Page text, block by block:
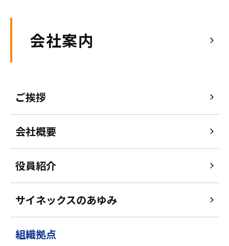
会社案内
ご挨拶
会社概要
役員紹介
サイネックスのあゆみ
組織拠点